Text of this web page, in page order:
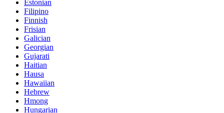
Estonian
Filipino
Finnish
Frisian
Galician
Georgian
Gujarati
Haitian
Hausa
Hawaiian
Hebrew
Hmong
Hungarian